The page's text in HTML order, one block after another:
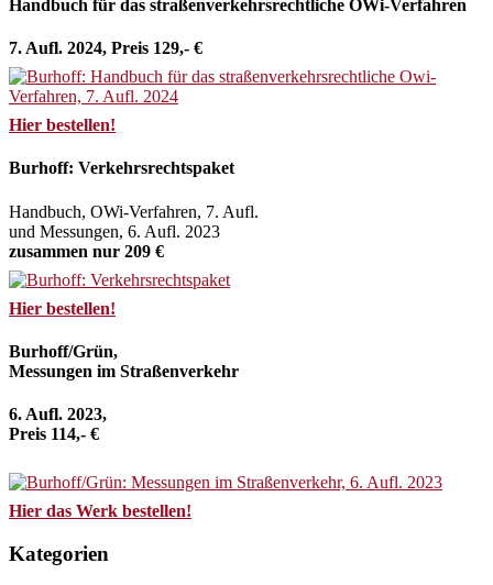
Handbuch für das straßenverkehrsrechtliche OWi-Verfahren
7. Aufl. 2024, Preis 129,- €
Hier bestellen!
Burhoff: Verkehrsrechtspaket
Handbuch, OWi-Verfahren, 7. Aufl.
und Messungen, 6. Aufl. 2023
zusammen nur 209 €
Hier bestellen!
Burhoff/Grün,
Messungen im Straßenverkehr
6. Aufl. 2023,
Preis 114,- €
Hier das Werk bestellen!
Kategorien